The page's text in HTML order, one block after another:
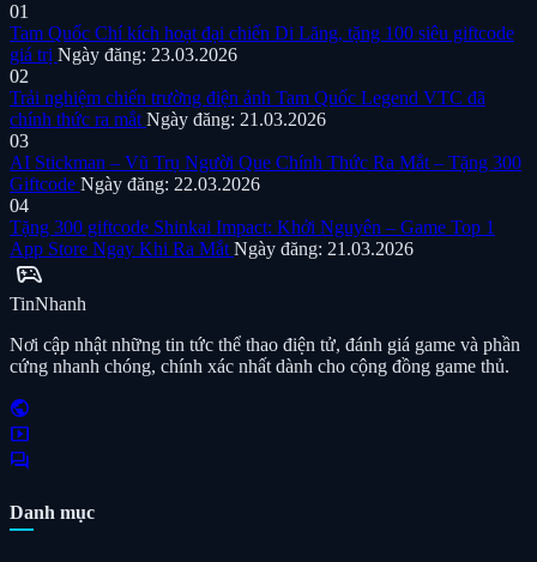
01
Tam Quốc Chí kích hoạt đại chiến Di Lăng, tặng 100 siêu giftcode
giá trị Ngày đăng: 23.03.2026
02
Trải nghiệm chiến trường điện ảnh Tam Quốc Legend VTC đã
chính thức ra mắt Ngày đăng: 21.03.2026
03
AI Stickman – Vũ Trụ Người Que Chính Thức Ra Mắt – Tặng 300
Giftcode Ngày đăng: 22.03.2026
04
Tặng 300 giftcode Shinkai Impact: Khởi Nguyên – Game Top 1
App Store Ngay Khi Ra Mắt Ngày đăng: 21.03.2026
sports_esports
TinNhanh
Nơi cập nhật những tin tức thể thao điện tử, đánh giá game và phần
cứng nhanh chóng, chính xác nhất dành cho cộng đồng game thủ.
public
smart_display
forum
Danh mục